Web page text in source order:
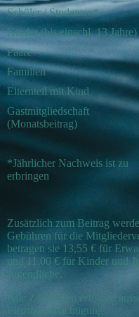
Schüler / Studenten*
Kinder (bis einschl. 13 Jahre)
Paare
Familien
Elternteil mit Kind
Gastmitgliedschaft
(Monatsbeitrag)
*Jährlicher Nachweis ist zu
erbringen
Zusätzlich zum Beitrag
Gebühren für die
betragen sie 13,55 € für
und 11,00 € für Kinder und
Jugendliche.
Alle Zahlungen erfolgen
Einzugsermächtigung.